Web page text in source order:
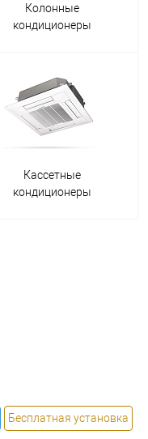
Колонные
кондиционеры
Кассетные
кондиционеры
Бесплатная установка